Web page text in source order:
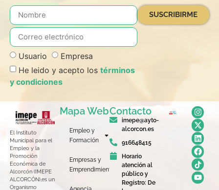
Usuario
Empresa
He leido y acepto los términos
y condiciones
SUSCRIBIRME
El Instituto
Municipal para el
Empleo y la
Promoción
Económica de
Alcorcón (IMEPE
ALCORCÓN),es un
Organismo
Mapa Web
Empleo y
Formación
Empresas y
Emprendimiento
Contacto
imepe@ayto-
alcorcon.es
916648415
Horario
atención al
público y
Registro: De